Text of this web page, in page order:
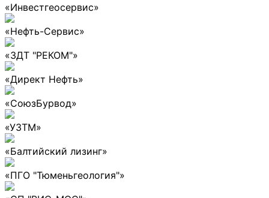
«Инвестгеосервис»
«Нефть-Сервис»
«ЗДТ "РЕКОМ"»
«Директ Нефть»
«СоюзБурвод»
«УЗТМ»
«Балтийский лизинг»
«ПГО "Тюменьгеология"»